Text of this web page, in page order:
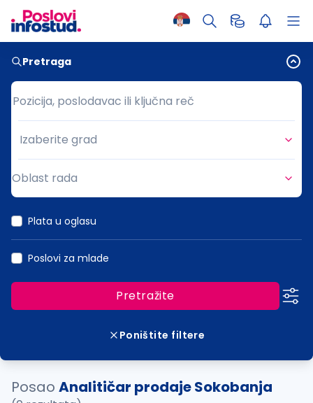
Pretraga
Pozicija, poslodavac ili ključna reč
Pozicija, poslodavac ili ključna reč
Grad
Izaberite grad
Oblast rada
Plata u oglasu
Poslovi za mlade
Pretražite
Poništite filtere
Posao Analitičar prodaje Sokobanja